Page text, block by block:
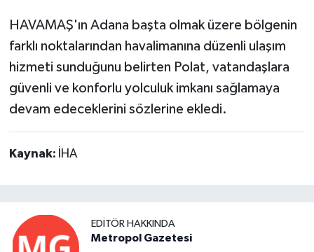
HAVAMAŞ'ın Adana başta olmak üzere bölgenin
farklı noktalarından havalimanına düzenli ulaşım
hizmeti sunduğunu belirten Polat, vatandaşlara
güvenli ve konforlu yolculuk imkanı sağlamaya
devam edeceklerini sözlerine ekledi.
Kaynak: İHA
EDITÖR HAKKINDA
Metropol Gazetesi